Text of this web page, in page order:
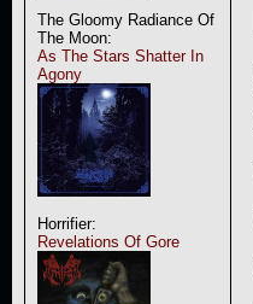
The Gloomy Radiance Of
The Moon:
As The Stars Shatter In
Agony
Horrifier:
Revelations Of Gore